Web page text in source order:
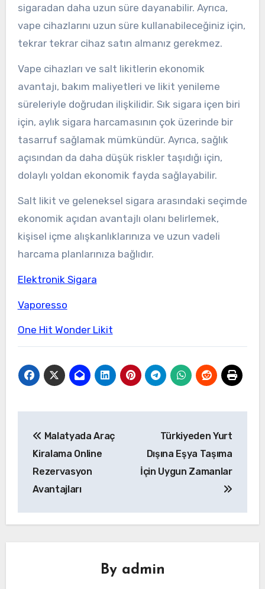
sigaradan daha uzun süre dayanabilir. Ayrıca,
vape cihazlarını uzun süre kullanabileceğiniz için,
tekrar tekrar cihaz satın almanız gerekmez.
Vape cihazları ve salt likitlerin ekonomik
avantajı, bakım maliyetleri ve likit yenileme
süreleriyle doğrudan ilişkilidir. Sık sigara içen biri
için, aylık sigara harcamasının çok üzerinde bir
tasarruf sağlamak mümkündür. Ayrıca, sağlık
açısından da daha düşük riskler taşıdığı için,
dolaylı yoldan ekonomik fayda sağlayabilir.
Salt likit ve geleneksel sigara arasındaki seçimde
ekonomik açıdan avantajlı olanı belirlemek,
kişisel içme alışkanlıklarınıza ve uzun vadeli
harcama planlarınıza bağlıdır.
Elektronik Sigara
Vaporesso
One Hit Wonder Likit
gezinmesi
Malatyada Araç
Kiralama Online
Rezervasyon
Avantajları
Türkiyeden Yurt
Dışına Eşya Taşıma
İçin Uygun Zamanlar
By admin